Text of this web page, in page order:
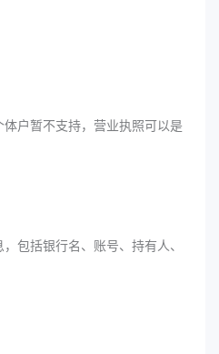
户暂不支持，营业执照可以是
包括银行名、账号、持有人、